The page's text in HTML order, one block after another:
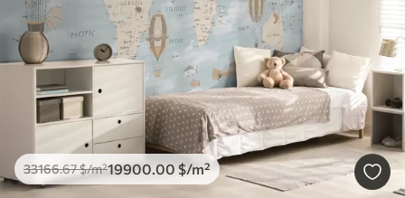
33166.67$/m²19900.00 $/m²